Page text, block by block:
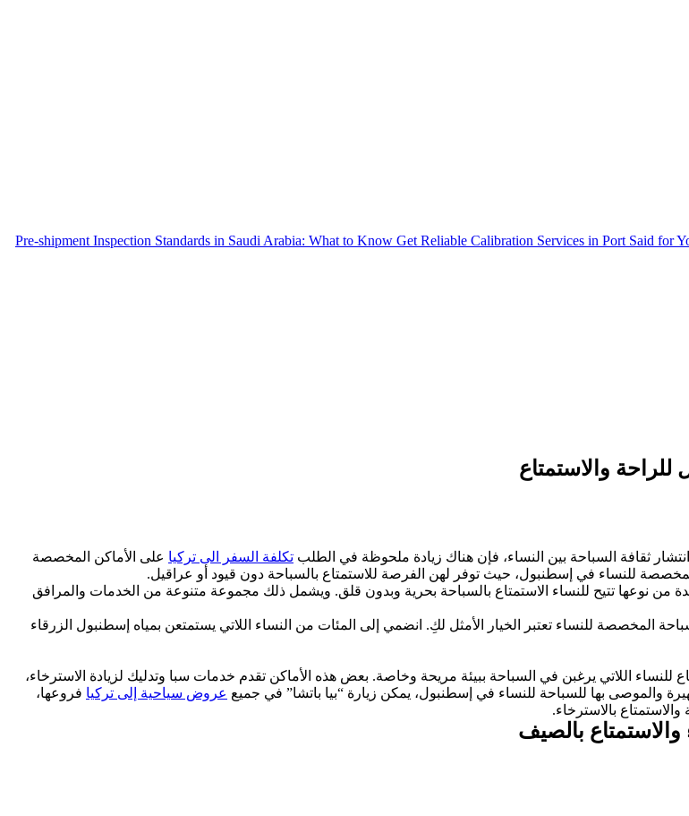
Pre-shipment Inspection Standards in Saudi Arabia: What to Know Get Reliable Calibration Services in Port Said for
والاستمتاع
ثقافة السباحة بين النساء، فإن هناك زيادة ملحوظة في الطلب تكلفة السفر الى تركيا على الأماكن المخصصة
للنساء في إسطنبول، حيث توفر لهن الفرصة للاستمتاع بالسباحة دون قيود أو عراقيل.
من نوعها تتيح للنساء الاستمتاع بالسباحة بحرية وبدون قلق. ويشمل ذلك مجموعة متنوعة من الخدمات والمرافق
المخصصة للنساء تعتبر الخيار الأمثل لكِ. انضمي إلى المئات من النساء اللاتي يستمتعن بمياه إسطنبول الزرقاء
اللاتي يرغبن في السباحة ببيئة مريحة وخاصة. بعض هذه الأماكن تقدم خدمات سبا وتدليك لزيادة الاسترخاء،
والموصى بها للسباحة للنساء في إسطنبول، يمكن زيارة “بيا باتشا” في جميع عروض سياحية إلى تركيا فروعها،
بالاسترخاء.
بالصيف